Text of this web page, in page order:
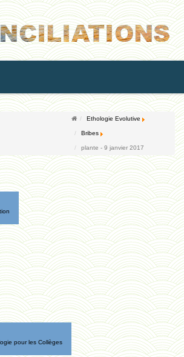
pour les Collèges
Ethologie Evolutive
Bribes
plante - 9 janvier 2017